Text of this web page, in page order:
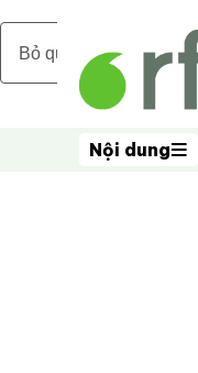
Bỏ qua nội dung chính
Nội dung
Nội dung